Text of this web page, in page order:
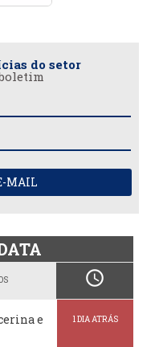
do setor
MAIL
schedule
e
1 DIA ATRÁS